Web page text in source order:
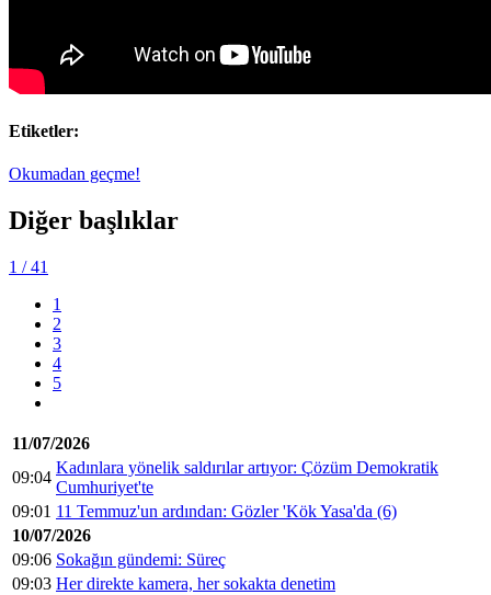
Etiketler:
Okumadan geçme!
Diğer başlıklar
1 / 41
1
2
3
4
5
11/07/2026
09:04
Kadınlara yönelik saldırılar artıyor: Çözüm Demokratik
Cumhuriyet'te
09:01 11 Temmuz'un ardından: Gözler 'Kök Yasa'da (6)
10/07/2026
09:06 Sokağın gündemi: Süreç
09:03 Her direkte kamera, her sokakta denetim